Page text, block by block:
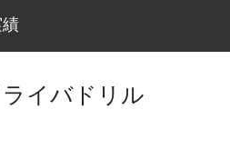
績
イバドリル